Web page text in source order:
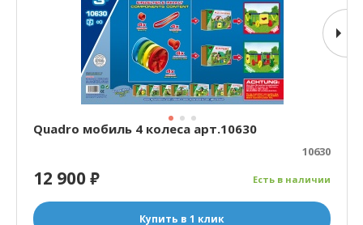
Quadro мобиль 4 колеса арт.10630
10630
Есть в наличии
12 900₽
Купить в 1 клик